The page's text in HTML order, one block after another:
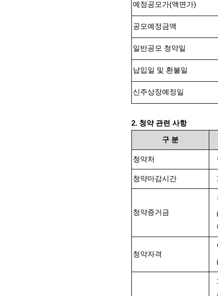
예정공모가(액면가)
공모예정금액
일반공모 청약일
납입일 및 환불일
신주상장예정일
2. 청약 관련 사항
구 분
청약처
청약마감시간
청약증거금
청약자격